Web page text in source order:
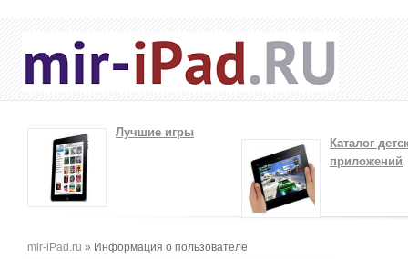
Лучшие игры
Каталог
приложений
Вы здесь
mir-iPad.ru » Информация о пользователе